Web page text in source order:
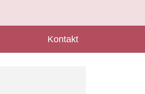
Kontakt